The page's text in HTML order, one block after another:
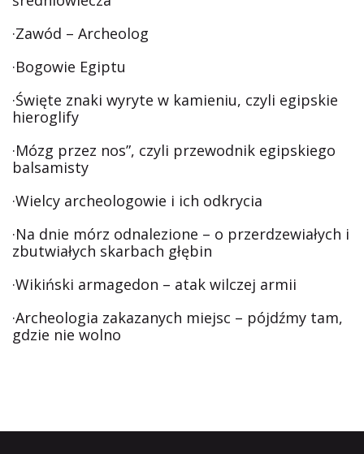
·Zawód – Archeolog
·Bogowie Egiptu
·Święte znaki wyryte w kamieniu, czyli egipskie
hieroglify
·Mózg przez nos”, czyli przewodnik egipskiego
balsamisty
·Wielcy archeologowie i ich odkrycia
·Na dnie mórz odnalezione – o przerdzewiałych i
zbutwiałych skarbach głębin
·Wikiński armagedon – atak wilczej armii
·Archeologia zakazanych miejsc – pójdźmy tam,
gdzie nie wolno